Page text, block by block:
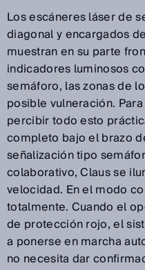
Los escáneres láser de
diagonal y encargados
muestran en su parte
indicadores luminosos
semáforo, las zonas de
posible vulneración.
percibir todo esto
completo bajo el brazo
señalización tipo
colaborativo, Claus se
velocidad. En el modo
totalmente. Cuando el
de protección rojo, el
a ponerse en marcha
no necesita dar